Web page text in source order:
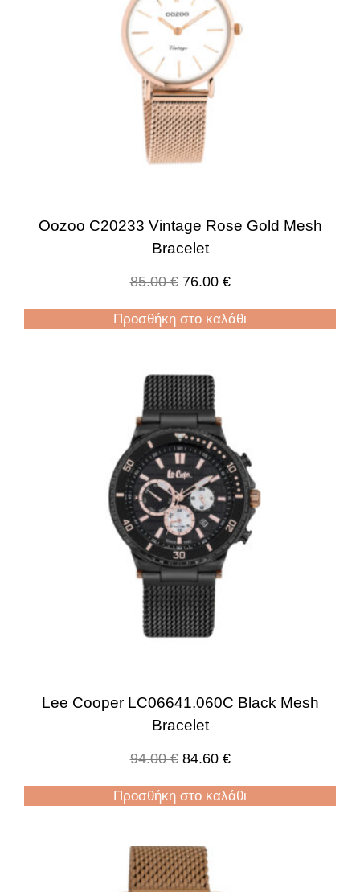
Oozoo C20233 Vintage Rose Gold Mesh
Bracelet
85.00€ 76.00 €
Προσθήκη στο καλάθι
Lee Cooper LC06641.060C Black Mesh
Bracelet
94.00€ 84.60 €
Προσθήκη στο καλάθι